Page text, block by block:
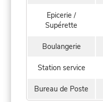
Epicerie /
Supérette
Boulangerie
Station service
Bureau de Poste